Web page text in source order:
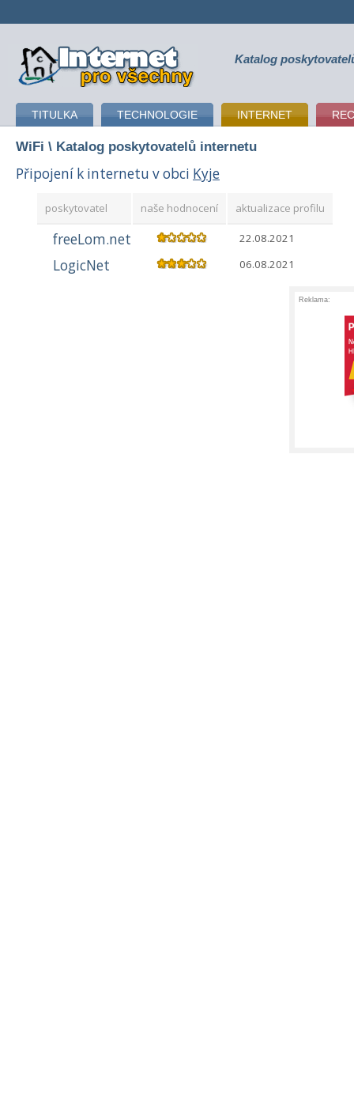
připojení k internetu Katalog
TITULKA TECHNOLOGIE INTERNET
WiFi \ Katalog poskytovatelů internetu
Připojení k internetu v obci Kyje
poskytovatel naše hodnocení aktualizace profilu
freeLom.net 22.08.2021
LogicNet 06.08.2021
Reklama: